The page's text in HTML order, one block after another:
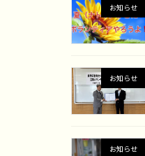
お知らせ
お知らせ
お知らせ